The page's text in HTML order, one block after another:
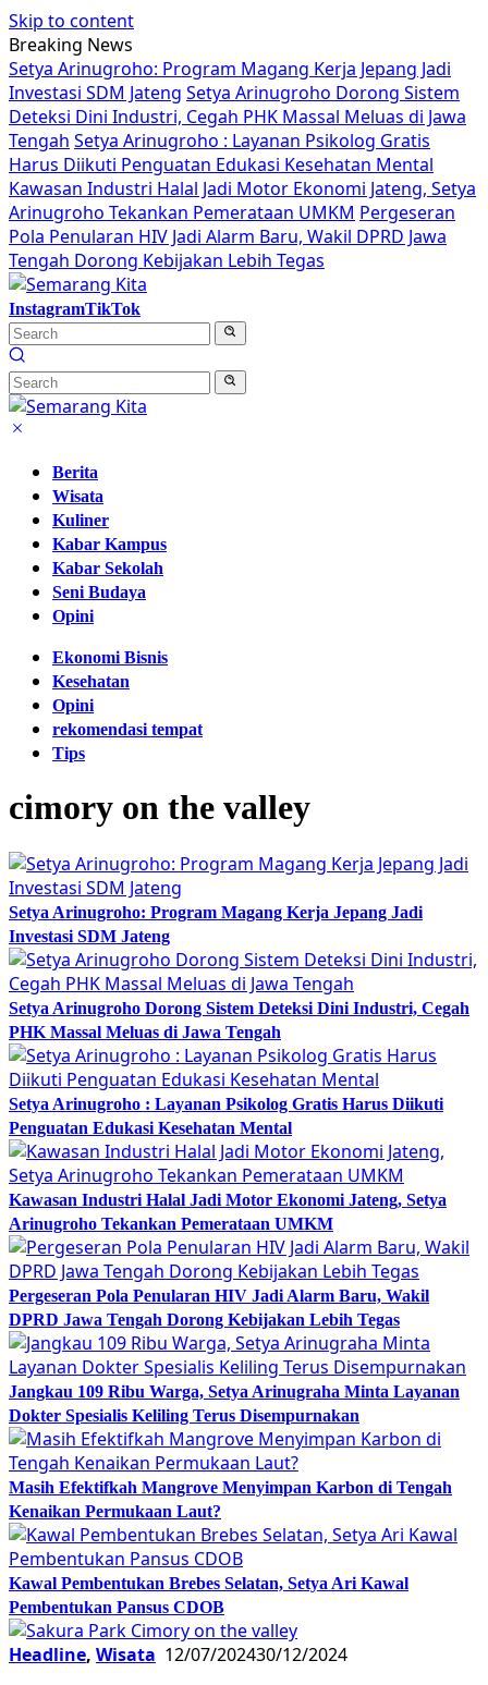
Skip to content
Breaking News
Setya Arinugroho: Program Magang Kerja Jepang Jadi
Investasi SDM Jateng Setya Arinugroho Dorong Sistem
Deteksi Dini Industri, Cegah PHK Massal Meluas di Jawa
Tengah Setya Arinugroho : Layanan Psikolog Gratis
Harus Diikuti Penguatan Edukasi Kesehatan Mental
Kawasan Industri Halal Jadi Motor Ekonomi Jateng, Setya
Arinugroho Tekankan Pemerataan UMKM Pergeseran
Pola Penularan HIV Jadi Alarm Baru, Wakil DPRD Jawa
Tengah Dorong Kebijakan Lebih Tegas
InstagramTikTok
Berita
Wisata
Kuliner
Kabar Kampus
Kabar Sekolah
Seni Budaya
Opini
Ekonomi Bisnis
Kesehatan
Opini
rekomendasi tempat
Tips
cimory on the valley
Setya Arinugroho: Program Magang Kerja Jepang Jadi
Investasi SDM Jateng
Setya Arinugroho Dorong Sistem Deteksi Dini Industri, Cegah
PHK Massal Meluas di Jawa Tengah
Setya Arinugroho : Layanan Psikolog Gratis Harus Diikuti
Penguatan Edukasi Kesehatan Mental
Kawasan Industri Halal Jadi Motor Ekonomi Jateng, Setya
Arinugroho Tekankan Pemerataan UMKM
Pergeseran Pola Penularan HIV Jadi Alarm Baru, Wakil
DPRD Jawa Tengah Dorong Kebijakan Lebih Tegas
Jangkau 109 Ribu Warga, Setya Arinugraha Minta Layanan
Dokter Spesialis Keliling Terus Disempurnakan
Masih Efektifkah Mangrove Menyimpan Karbon di Tengah
Kenaikan Permukaan Laut?
Kawal Pembentukan Brebes Selatan, Setya Ari Kawal
Pembentukan Pansus CDOB
Headline, Wisata 12/07/202430/12/2024